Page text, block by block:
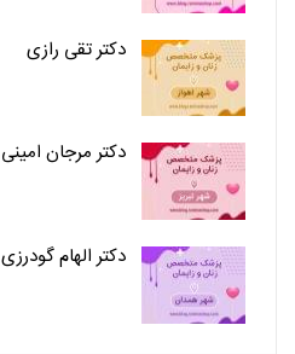
دکتر تقی رازی
دکتر مرجان امینی
دکتر الهام گودرزی